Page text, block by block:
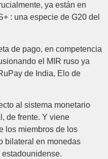
ya están en
: una especie de G20 del
de pago, en competencia
el MIR ruso ya
de India, Elo de
al sistema monetario
de frente. Y viene
los miembros de los
bilateral en monedas